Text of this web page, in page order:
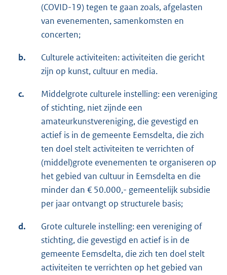
(COVID-19) tegen te gaan zoals, afgelasten
van evenementen, samenkomsten en
concerten;
b.
Culturele activiteiten: activiteiten die gericht
zijn op kunst, cultuur en media.
c.
Middelgrote culturele instelling: een vereniging
of stichting, niet zijnde een
amateurkunstvereniging, die gevestigd en
actief is in de gemeente Eemsdelta, die zich
ten doel stelt activiteiten te verrichten of
(middel)grote evenementen te organiseren op
het gebied van cultuur in Eemsdelta en die
minder dan € 50.000,- gemeentelijk subsidie
per jaar ontvangt op structurele basis;
d.
Grote culturele instelling: een vereniging of
stichting, die gevestigd en actief is in de
gemeente Eemsdelta, die zich ten doel stelt
activiteiten te verrichten op het gebied van